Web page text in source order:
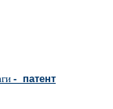
- патент